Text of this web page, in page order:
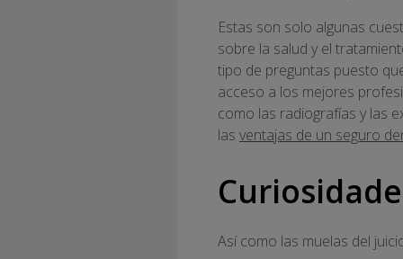
Estas son solo algunas
sobre la salud y el
tipo de preguntas puesto
acceso a los mejores
como las radiografías y las
las ventajas de un seguro
Así como las muelas del